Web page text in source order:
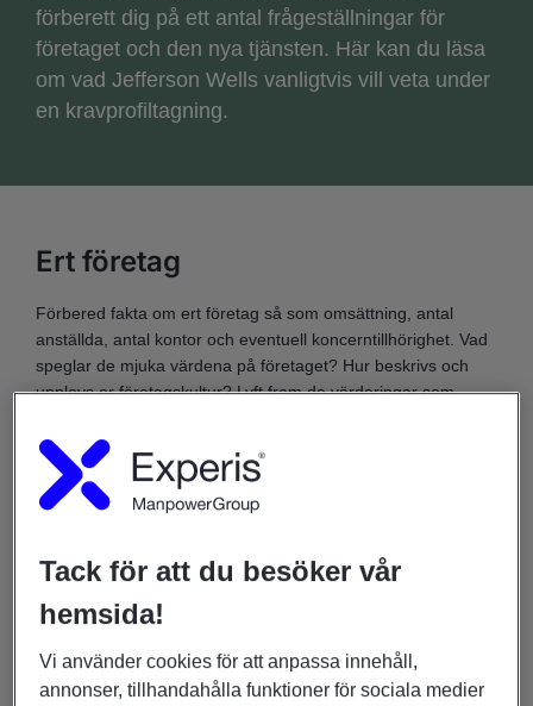
förberett dig på ett antal frågeställningar för
företaget och den nya tjänsten. Här kan du läsa
om vad Jefferson Wells vanligtvis vill veta under
en kravprofiltagning.
Ert företag
Förbered fakta om ert företag så som omsättning, antal
anställda, antal kontor och eventuell koncerntillhörighet. Vad
speglar de mjuka värdena på företaget? Hur beskrivs och
upplevs er företagskultur? Lyft fram de värderingar som
gruppsammansättningen ut som det ska rekryteras till och
hur är ålder- och könsfördelning och utbildningsnivå?
Rollen
Tänk igenom rollens arbetsuppgifter. Om det är en
ersättningsrekrytering - behöver det göras några
korrigeringar i den befintliga arbetsbeskrivningen? Vad är
prioriterade arbetsuppgifter med ansvar och befogenheter,
hur definierar ni de långsiktiga målen med rollen?
Tack för att du besöker vår
hemsida!
Vi använder cookies för att anpassa innehåll,
annonser, tillhandahålla funktioner för sociala medier